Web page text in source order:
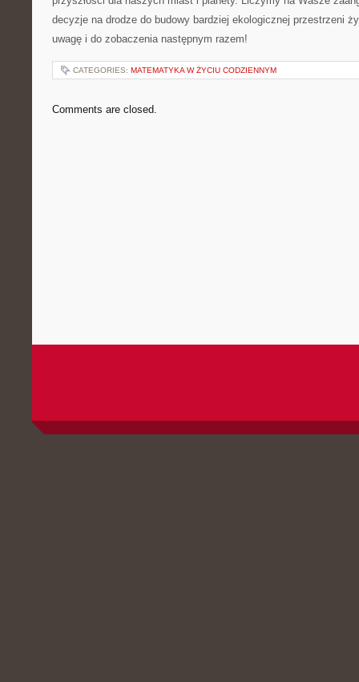
decyzje na ‌drodze do budowy⁣ bardziej ekologicznej przestrzeni
uwagę i do zobaczenia następnym razem!
CATEGORIES: MATEMATYKA W ŻYCIU CODZIENNYM
Comments are closed.